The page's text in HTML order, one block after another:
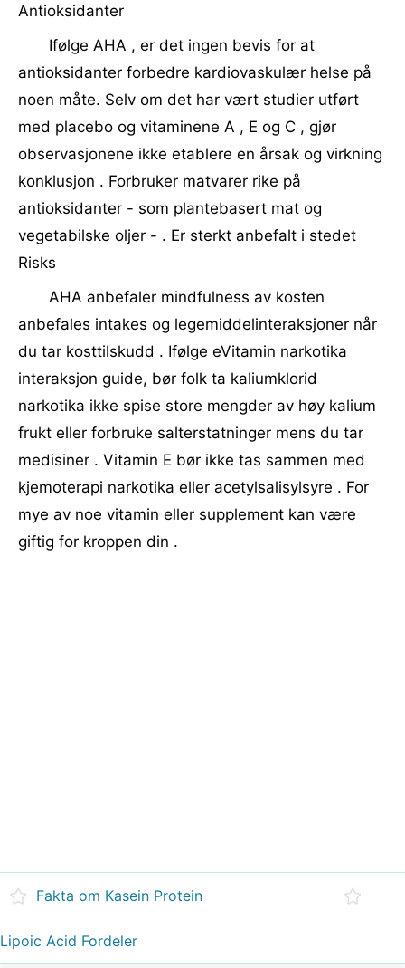
Antioksidanter
Ifølge AHA , er det ingen bevis for at
antioksidanter forbedre kardiovaskulær helse på
noen måte. Selv om det har vært studier utført
med placebo og vitaminene A , E og C , gjør
observasjonene ikke etablere en årsak og virkning
konklusjon . Forbruker matvarer rike på
antioksidanter - som plantebasert mat og
vegetabilske oljer - . Er sterkt anbefalt i stedet
Risks
AHA anbefaler mindfulness av kosten
anbefales intakes og legemiddelinteraksjoner når
du tar kosttilskudd . Ifølge eVitamin narkotika
interaksjon guide, bør folk ta kaliumklorid
narkotika ikke spise store mengder av høy kalium
frukt eller forbruke salterstatninger mens du tar
medisiner . Vitamin E bør ikke tas sammen med
kjemoterapi narkotika eller acetylsalisylsyre . For
mye av noe vitamin eller supplement kan være
giftig for kroppen din .
Fakta om Kasein Protein
Lipoic Acid Fordeler